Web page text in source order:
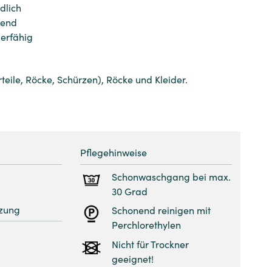
Röcke, Schürzen), Röcke und Kleider.
Pflegehinweise
Schonwaschgang bei max.
30 Grad
Schonend reinigen mit
Perchlorethylen
Nicht für Trockner
geeignet!